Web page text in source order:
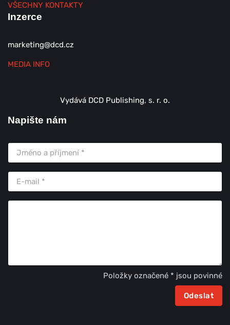
VŠECHNY KONTAKTY
Inzerce
marketing@dcd.cz
MEDIA INFO
Vydává DCD Publishing, s. r. o.
Napište nám
Položky označené * jsou povinné